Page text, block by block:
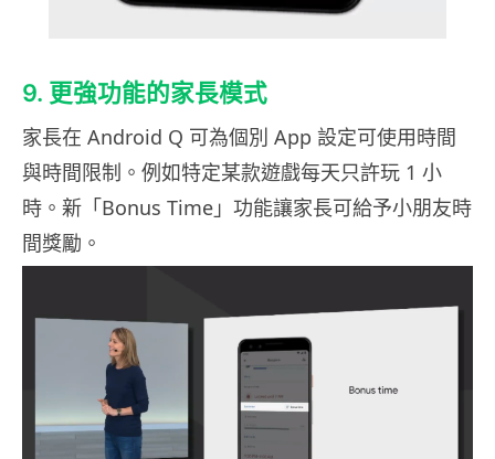
9. 更強功能的家長模式
家長在 Android Q 可為個別 App 設定可使用時間
與時間限制。例如特定某款遊戲每天只許玩 1 小
時。新「Bonus Time」功能讓家長可給予小朋友時
間獎勵。